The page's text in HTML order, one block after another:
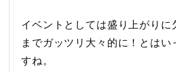
イベントとしては盛り上がりに
までガッツリ大々的に！とはい
すね。